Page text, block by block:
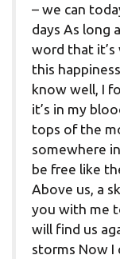
– we can
days As long
word that it’s
this
know well, I
it’s in my
tops of the
somewhere
be free like
Above us, a
you with me
will find us
storms Now I